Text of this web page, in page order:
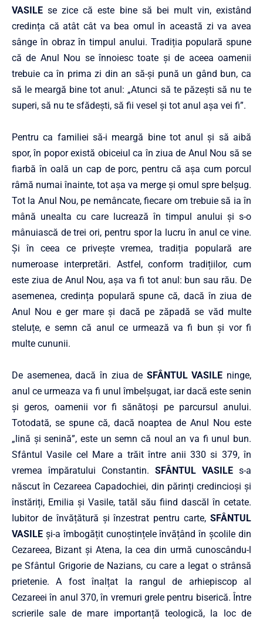
VASILE se zice că este bine să bei mult vin, existând
credința că atât cât va bea omul în această zi va avea
sânge în obraz în timpul anului. Tradiția populară spune
că de Anul Nou se înnoiesc toate și de aceea oamenii
trebuie ca în prima zi din an să-și pună un gând bun, ca
să le meargă bine tot anul: „Atunci să te păzești să nu te
superi, să nu te sfădești, să fii vesel și tot anul așa vei fi”.
Pentru ca familiei să-i meargă bine tot anul și să aibă
spor, în popor există obiceiul ca în ziua de Anul Nou să se
fiarbă în oală un cap de porc, pentru că așa cum porcul
râmă numai înainte, tot așa va merge și omul spre belșug.
Tot la Anul Nou, pe nemâncate, fiecare om trebuie să ia în
mână unealta cu care lucrează în timpul anului și s-o
mânuiască de trei ori, pentru spor la lucru în anul ce vine.
Și în ceea ce privește vremea, tradiția populară are
numeroase interpretări. Astfel, conform tradițiilor, cum
este ziua de Anul Nou, așa va fi tot anul: bun sau rău. De
asemenea, credința populară spune că, dacă în ziua de
Anul Nou e ger mare și dacă pe zăpadă se văd multe
steluțe, e semn că anul ce urmează va fi bun și vor fi
multe cununii.
De asemenea, dacă în ziua de SFÂNTUL VASILE ninge,
anul ce urmeaza va fi unul îmbelșugat, iar dacă este senin
și geros, oamenii vor fi sănătoși pe parcursul anului.
Totodată, se spune că, dacă noaptea de Anul Nou este
„lină și senină”, este un semn că noul an va fi unul bun.
Sfântul Vasile cel Mare a trăit între anii 330 si 379, în
vremea împăratului Constantin. SFÂNTUL VASILE s-a
născut în Cezareea Capadochiei, din părinți credincioși și
înstăriți, Emilia și Vasile, tatăl său fiind dascăl în cetate.
Iubitor de învățătură și înzestrat pentru carte, SFÂNTUL
VASILE și-a îmbogățit cunoștințele învățând în școlile din
Cezareea, Bizant și Atena, la cea din urmă cunoscându-l
pe Sfântul Grigorie de Nazians, cu care a legat o strânsă
prietenie. A fost înalțat la rangul de arhiepiscop al
Cezareei în anul 370, în vremuri grele pentru biserică. Între
scrierile sale de mare importanță teologică, la loc de